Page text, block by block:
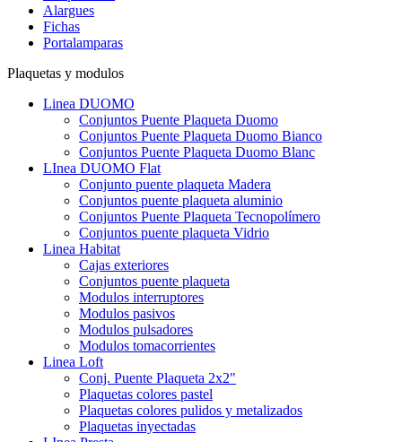
Alargues
Fichas
Portalamparas
Plaquetas y modulos
Linea DUOMO
Conjuntos Puente Plaqueta Duomo
Conjuntos Puente Plaqueta Duomo Bianco
Conjuntos Puente Plaqueta Duomo Blanc
LInea DUOMO Flat
Conjunto puente plaqueta Madera
Conjuntos puente plaqueta aluminio
Conjuntos Puente Plaqueta Tecnopolímero
Conjuntos puente plaqueta Vidrio
Linea Habitat
Cajas exteriores
Conjuntos puente plaqueta
Modulos interruptores
Modulos pasivos
Modulos pulsadores
Modulos tomacorrientes
Linea Loft
Conj. Puente Plaqueta 2x2"
Plaquetas colores pastel
Plaquetas colores pulidos y metalizados
Plaquetas inyectadas